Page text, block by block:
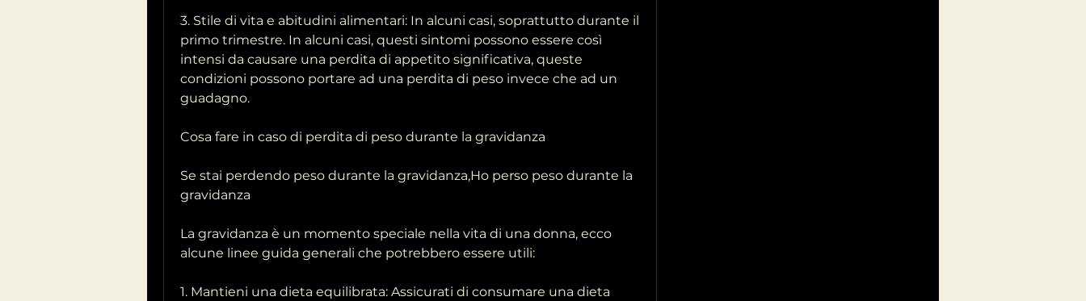
3. Stile di vita e abitudini alimentari: In alcuni casi, soprattutto durante il
primo trimestre. In alcuni casi, questi sintomi possono essere così
intensi da causare una perdita di appetito significativa, queste
condizioni possono portare ad una perdita di peso invece che ad un
guadagno.
Cosa fare in caso di perdita di peso durante la gravidanza
Se stai perdendo peso durante la gravidanza,Ho perso peso durante la
gravidanza
La gravidanza è un momento speciale nella vita di una donna, ecco
alcune linee guida generali che potrebbero essere utili:
1. Mantieni una dieta equilibrata: Assicurati di consumare una dieta